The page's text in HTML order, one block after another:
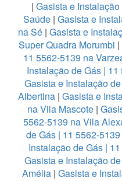
| Gasista e
Saúde| Gasista e
na Sé | Gasista e
Super Quadra Morumbi |
11 5562-5139 na
Instalação de Gás |
Gasista e Instalação
Albertina | Gasista e
na Vila Mascote|
5562-5139 na Vila
de Gás | 11 5562-
Instalação de Gás |
Gasista e Instalação
Amélia | Gasista e